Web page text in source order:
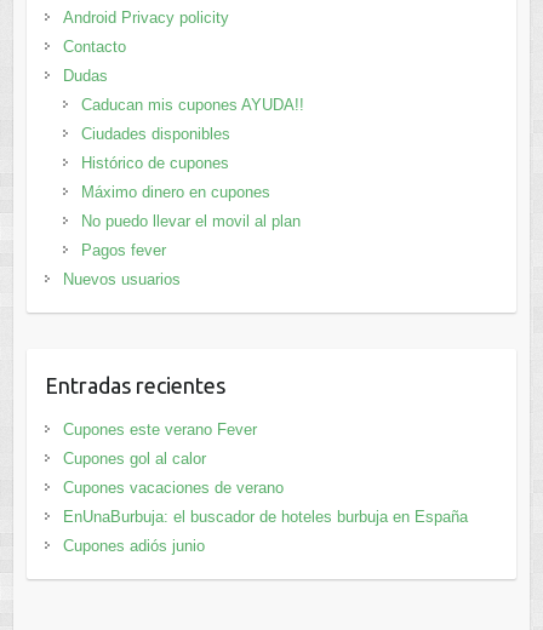
Android Privacy policity
Contacto
Dudas
Caducan mis cupones AYUDA!!
Ciudades disponibles
Histórico de cupones
Máximo dinero en cupones
No puedo llevar el movil al plan
Pagos fever
Nuevos usuarios
Entradas recientes
Cupones este verano Fever
Cupones gol al calor
Cupones vacaciones de verano
EnUnaBurbuja: el buscador de hoteles burbuja en España
Cupones adiós junio